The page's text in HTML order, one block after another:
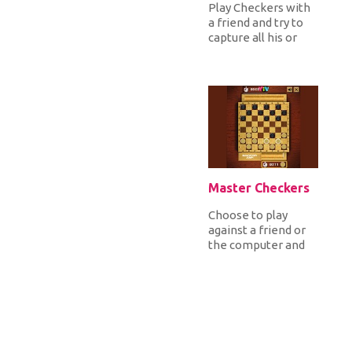
Play Checkers with
a friend and try to
capture all his or
with...
Master Checkers
Choose to play
against a friend or
the computer and